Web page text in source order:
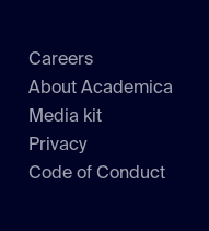
Careers
About Academica
Media kit
Privacy
Code of Conduct